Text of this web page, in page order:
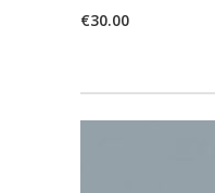
€30.00